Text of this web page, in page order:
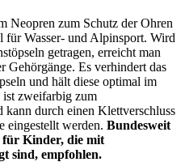
Neopren zum Schutz der Ohren
für Wasser- und Alpinsport. Wird
getragen, erreicht man
Gehörgänge. Es verhindert das
und hält diese optimal im
ist zweifarbig zum
kann durch einen Klettverschluss
eingestellt werden. Bundesweit
Kinder, die mit
sind, empfohlen.